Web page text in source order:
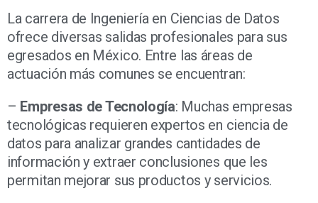
La carrera de Ingeniería en Ciencias de Datos
ofrece diversas salidas profesionales para sus
egresados en México. Entre las áreas de
actuación más comunes se encuentran:
– Empresas de Tecnología: Muchas empresas
tecnológicas requieren expertos en ciencia de
datos para analizar grandes cantidades de
información y extraer conclusiones que les
permitan mejorar sus productos y servicios.